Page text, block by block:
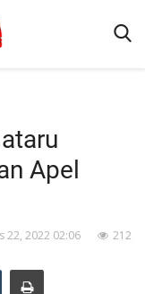
Apel
22, 2022 02:06 212